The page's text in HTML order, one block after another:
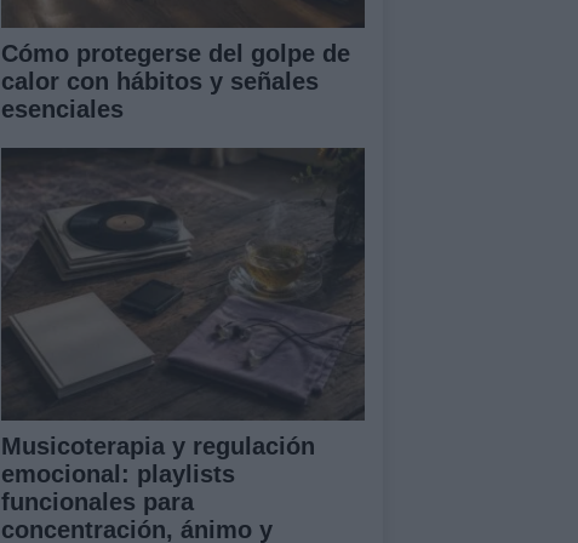
Cómo protegerse del golpe de
calor con hábitos y señales
esenciales
Musicoterapia y regulación
emocional: playlists
funcionales para
concentración, ánimo y